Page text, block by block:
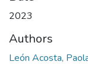
2023
Authors
León Acosta,